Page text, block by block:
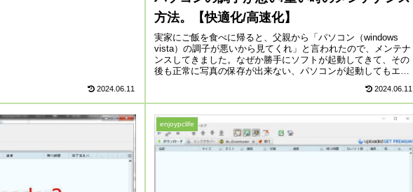
2024.06.11
方法。【快適化/高速化】
実家にご飯を食べに帰ると、父親から「パソコン（windows
vista）の調子が悪いから見てくれ」と言われたので、メンテナ
ンスしてきました。なぜか勝手にソフトが起動してきて、その
後も正常に写真の保存が出来ない、パソコンが起動してもエラ
2024.06.11
enjoypclife